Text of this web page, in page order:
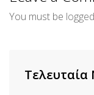
You must be
Τελευταία